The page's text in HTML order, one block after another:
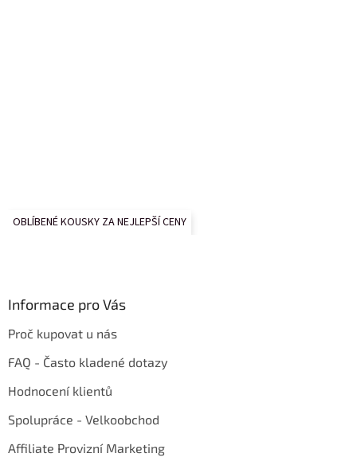
OBLÍBENÉ KOUSKY ZA NEJLEPŠÍ CENY
Informace pro Vás
Proč kupovat u nás
FAQ - Často kladené dotazy
Hodnocení klientů
Spolupráce - Velkoobchod
Affiliate Provizní Marketing